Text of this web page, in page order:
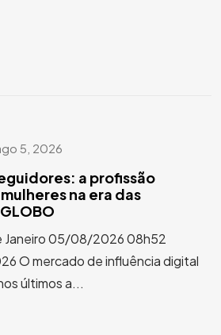
5, 2026
a profissão
na era das
Janeiro 05/08/2026 08h52
O mercado de influência digital
últimos a...